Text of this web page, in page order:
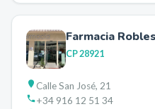
Farmacia
CP28921
Calle San José, 21
+34 916 12 51 34